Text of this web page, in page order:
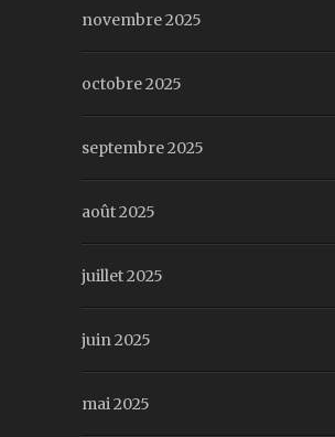
novembre 2025
octobre 2025
septembre 2025
août 2025
juillet 2025
juin 2025
mai 2025